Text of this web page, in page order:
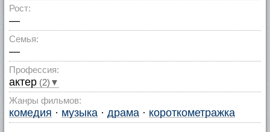
Рост:
—
Семья:
—
Профессия:
актер (2)▼
Жанры фильмов:
комедия · музыка · драма · короткометражка